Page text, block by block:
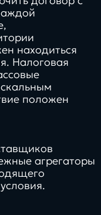
находиться
Налоговая
положен
агрегаторы